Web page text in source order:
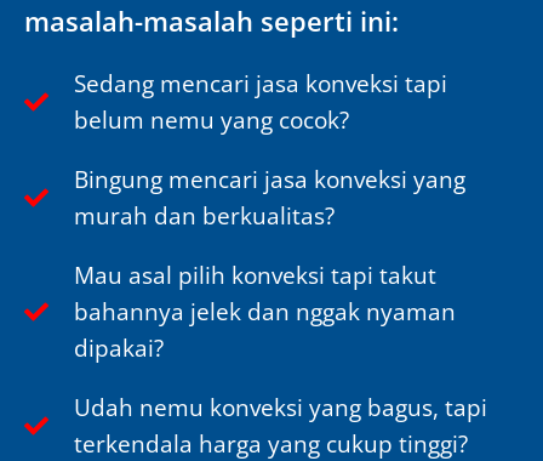
masalah-masalah seperti ini:
Sedang mencari jasa konveksi tapi
belum nemu yang cocok?
Bingung mencari jasa konveksi yang
murah dan berkualitas?
Mau asal pilih konveksi tapi takut
bahannya jelek dan nggak nyaman
dipakai?
Udah nemu konveksi yang bagus, tapi
terkendala harga yang cukup tinggi?